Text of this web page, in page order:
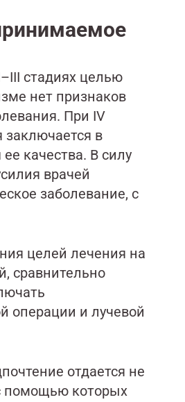
стадиях целью
нет признаков
При IV
заключается в
качества. В силу
врачей
заболевание, с
целей лечения на
сравнительно
операции и лучевой
отдается не
помощью которых